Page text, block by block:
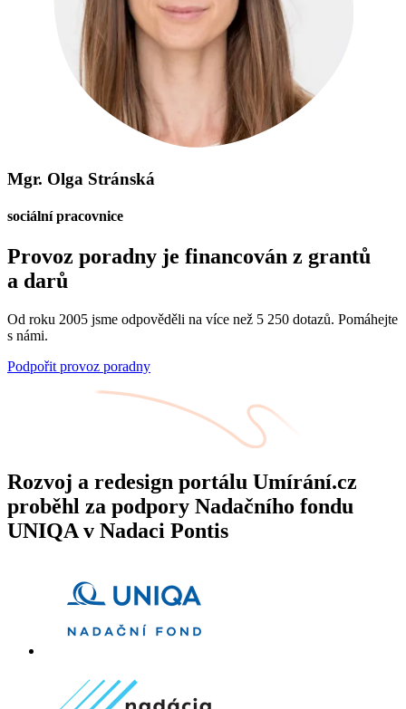
Mgr. Olga Stránská
sociální pracovnice
Provoz poradny je financován z grantů
a darů
Od roku 2005 jsme odpověděli na více než 5 250 dotazů. Pomáhejte
s námi.
Podpořit provoz poradny
Rozvoj a redesign portálu Umírání.cz
proběhl za podpory Nadačního fondu
UNIQA v Nadaci Pontis